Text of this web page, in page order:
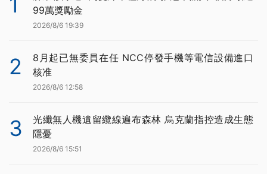
99萬獎勵金
2026/8/6 19:39
2
8月起已無委員在任 NCC停發手機等電信設備進口
核准
2026/8/6 12:58
3
光纖無人機遺留纜線遍布森林 烏克蘭指控造成生態
隱憂
2026/8/6 15:51